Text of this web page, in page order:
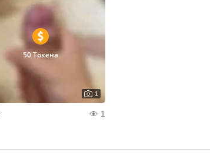
50 Токена
1
1